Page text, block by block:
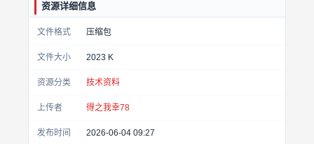
资源详细信息
文件格式 压缩包
文件大小 2023 K
资源分类 技术资料
上传者 得之我幸78
发布时间 2026-06-04 09:27